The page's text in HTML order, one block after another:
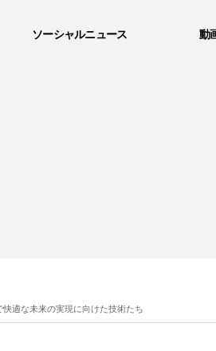
ソーシャルニュース 動
快適な未来の実現に向けた技術たち